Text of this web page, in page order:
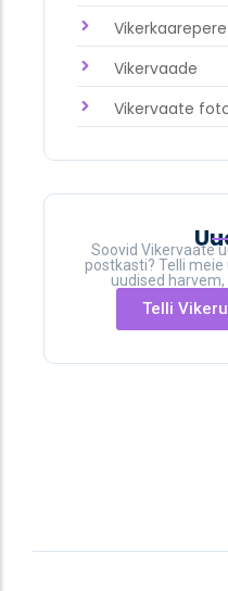
Vikerkaarepere
Vikervaade
Vikervaate
Soovid Vikervaate
postkasti? Telli
uudised harvem,
Telli